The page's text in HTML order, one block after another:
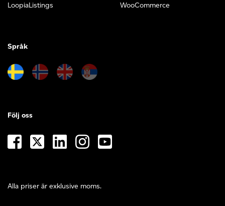
LoopiaListings
WooCommerce
Språk
Alla priser är exklusive moms.
Följ oss